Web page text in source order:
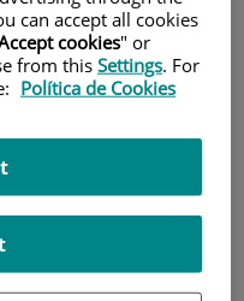
can accept all cookies
cookies" or
from thisSettings. For
Política de Cookies